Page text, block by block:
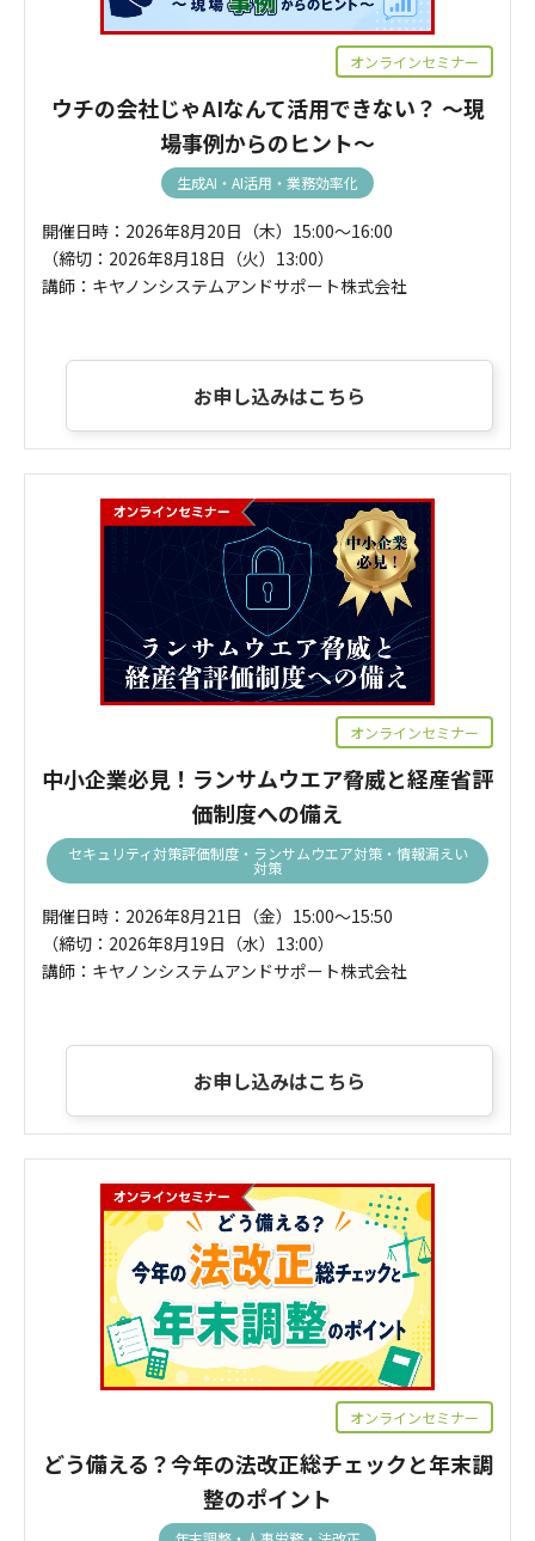
オンラインセミナー
ウチの会社じゃAIなんて活用できない？ ～現
場事例からのヒント～
生成AI・AI活用・業務効率化
開催日時：2026年8月20日（木）15:00～16:00
（締切：2026年8月18日（火）13:00）
講師：キヤノンシステムアンドサポート株式会社
お申し込みはこちら
オンラインセミナー
中小企業必見！ランサムウエア脅威と経産省評
価制度への備え
セキュリティ対策評価制度・ランサムウエア対策・情報漏えい
対策
開催日時：2026年8月21日（金）15:00～15:50
（締切：2026年8月19日（水）13:00）
講師：キヤノンシステムアンドサポート株式会社
お申し込みはこちら
オンラインセミナー
どう備える？今年の法改正総チェックと年末調
整のポイント